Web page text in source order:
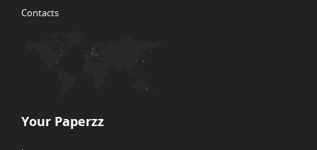
Contacts
Your Paperzz